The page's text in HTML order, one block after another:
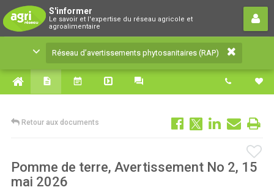
S'informer
Le savoir et l'expertise du réseau agricole et
agroalimentaire
Réseau d’avertissements
phytosanitaires (RAP)
Le savoir et l'expertise du réseau agricole et
agroalimentaire
Réseau d’avertissements phytosanitaires (RAP)
Retour aux documents
Pomme de terre, Avertissement No 2, 15
mai 2026